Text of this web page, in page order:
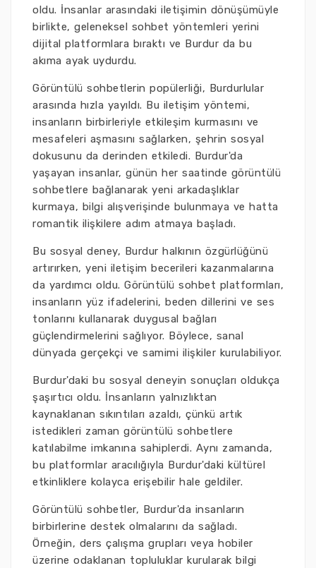
oldu. İnsanlar arasındaki iletişimin dönüşümüyle
birlikte, geleneksel sohbet yöntemleri yerini
dijital platformlara bıraktı ve Burdur da bu
akıma ayak uydurdu.
Görüntülü sohbetlerin popülerliği, Burdurlular
arasında hızla yayıldı. Bu iletişim yöntemi,
insanların birbirleriyle etkileşim kurmasını ve
mesafeleri aşmasını sağlarken, şehrin sosyal
dokusunu da derinden etkiledi. Burdur'da
yaşayan insanlar, günün her saatinde görüntülü
sohbetlere bağlanarak yeni arkadaşlıklar
kurmaya, bilgi alışverişinde bulunmaya ve hatta
romantik ilişkilere adım atmaya başladı.
Bu sosyal deney, Burdur halkının özgürlüğünü
artırırken, yeni iletişim becerileri kazanmalarına
da yardımcı oldu. Görüntülü sohbet platformları,
insanların yüz ifadelerini, beden dillerini ve ses
tonlarını kullanarak duygusal bağları
güçlendirmelerini sağlıyor. Böylece, sanal
dünyada gerçekçi ve samimi ilişkiler kurulabiliyor.
Burdur'daki bu sosyal deneyin sonuçları oldukça
şaşırtıcı oldu. İnsanların yalnızlıktan
kaynaklanan sıkıntıları azaldı, çünkü artık
istedikleri zaman görüntülü sohbetlere
katılabilme imkanına sahiplerdi. Aynı zamanda,
bu platformlar aracılığıyla Burdur'daki kültürel
etkinliklere kolayca erişebilir hale geldiler.
Görüntülü sohbetler, Burdur'da insanların
birbirlerine destek olmalarını da sağladı.
Örneğin, ders çalışma grupları veya hobiler
üzerine odaklanan topluluklar kurularak bilgi